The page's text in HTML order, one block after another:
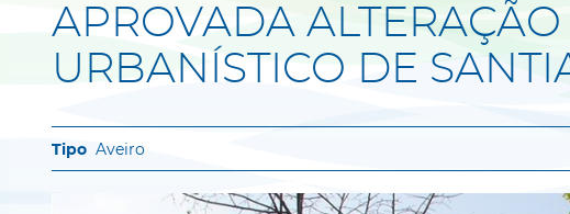
APROVADA
URBANÍSTICO DE
Aveiro